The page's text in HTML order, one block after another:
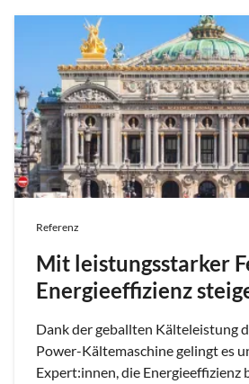
Referenz
Mit leistungsstarker
Energieeffizienz
Dank der geballten Kälteleistung
Power-Kältemaschine gelingt es
Expert:innen, die Energieeffizienz